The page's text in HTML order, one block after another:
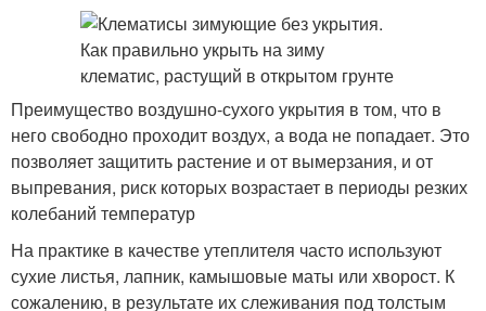
Преимущество воздушно-сухого укрытия в том, что в
него свободно проходит воздух, а вода не попадает. Это
позволяет защитить растение и от вымерзания, и от
выпревания, риск которых возрастает в периоды резких
колебаний температур
На практике в качестве утеплителя часто используют
сухие листья, лапник, камышовые маты или хворост. К
сожалению, в результате их слеживания под толстым